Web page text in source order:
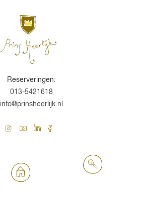
Reserveringen:
013-5421618
info@prinsheerlijk.nl